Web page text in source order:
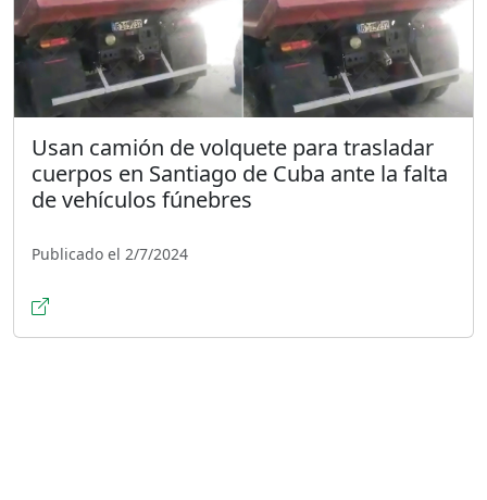
Usan camión de volquete para trasladar
cuerpos en Santiago de Cuba ante la falta
de vehículos fúnebres
Publicado el 2/7/2024